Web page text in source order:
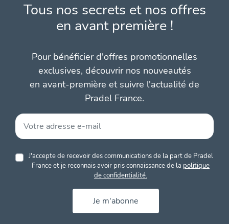
Tous nos secrets et nos offres
en avant première !
Pour bénéficier d'offres promotionnelles
exclusives, découvrir nos nouveautés
en avant-première et suivre l'actualité de
Pradel France.
J'accepte de recevoir des communications de la part de Pradel
France et je reconnais avoir pris connaissance de la politique
de confidentialité.
Je m'abonne